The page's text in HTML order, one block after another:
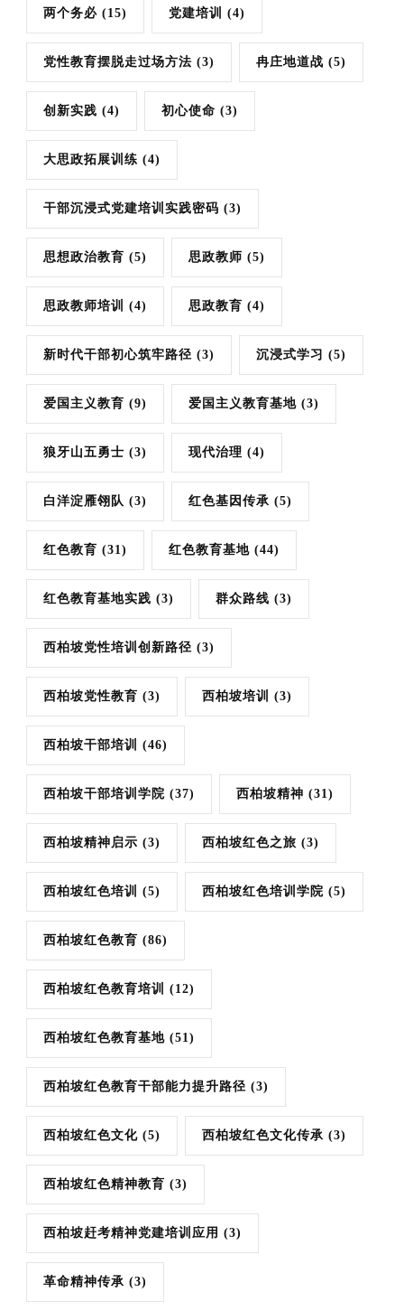
两个务必 (15) 党建培训 (4)
党性教育摆脱走过场方法 (3) 冉庄地道战 (5)
创新实践 (4) 初心使命 (3)
大思政拓展训练 (4)
干部沉浸式党建培训实践密码 (3)
思想政治教育 (5) 思政教师 (5)
思政教师培训 (4) 思政教育 (4)
新时代干部初心筑牢路径 (3) 沉浸式学习 (5)
爱国主义教育 (9) 爱国主义教育基地 (3)
狼牙山五勇士 (3) 现代治理 (4)
白洋淀雁翎队 (3) 红色基因传承 (5)
红色教育 (31) 红色教育基地 (44)
红色教育基地实践 (3) 群众路线 (3)
西柏坡党性培训创新路径 (3)
西柏坡党性教育 (3) 西柏坡培训 (3)
西柏坡干部培训 (46)
西柏坡干部培训学院 (37) 西柏坡精神 (31)
西柏坡精神启示 (3) 西柏坡红色之旅 (3)
西柏坡红色培训 (5) 西柏坡红色培训学院 (5)
西柏坡红色教育 (86)
西柏坡红色教育培训 (12)
西柏坡红色教育基地 (51)
西柏坡红色教育干部能力提升路径 (3)
西柏坡红色文化 (5) 西柏坡红色文化传承 (3)
西柏坡红色精神教育 (3)
西柏坡赶考精神党建培训应用 (3)
革命精神传承 (3)